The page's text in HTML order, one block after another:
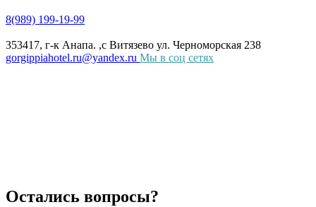
8(989) 199-19-99
353417, г-к Анапа. ,с Витязево ул. Черноморская 238
gorgippiahotel.ru@yandex.ru Мы в соц сетях
Остались вопросы?